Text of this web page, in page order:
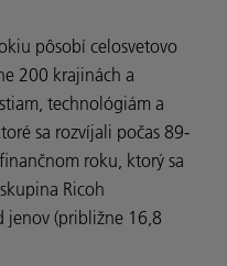
pôsobí celosvetovo
200 krajinách a
technológiám a
sa rozvíjali počas 89-
roku, ktorý sa
Ricoh
jenov (približne 16,8